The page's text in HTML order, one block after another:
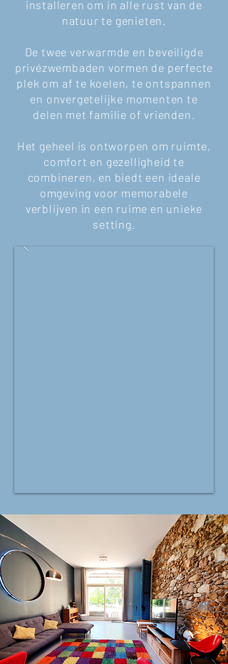
installeren om in alle rust van de
natuur te genieten.
De twee verwarmde en beveiligde
privézwembaden vormen de perfecte
plek om af te koelen, te ontspannen
en onvergetelijke momenten te
delen met familie of vrienden.
Het geheel is ontworpen om ruimte,
comfort en gezelligheid te
combineren, en biedt een ideale
omgeving voor memorabele
verblijven in een ruime en unieke
setting.